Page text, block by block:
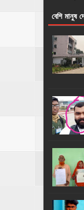
বেশি মানুষ